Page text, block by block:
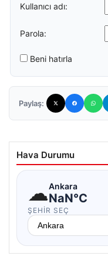
Kullanıcı adı:
Parola:
Beni hatırla
Paylaş:
Hava Durumu
☁Ankara
NaN°C
ŞEHIR SEÇ